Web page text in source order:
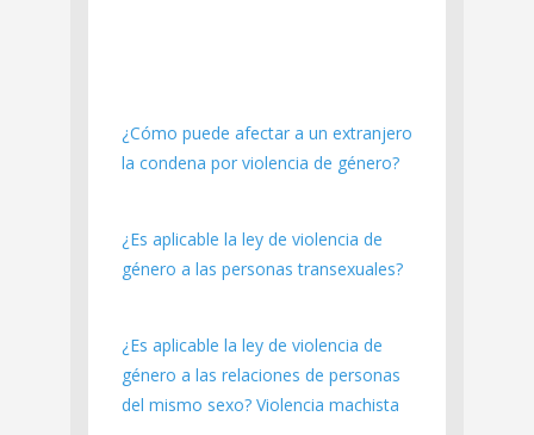
¿Cómo puede afectar a un extranjero
la condena por violencia de género?
¿Es aplicable la ley de violencia de
género a las personas transexuales?
¿Es aplicable la ley de violencia de
género a las relaciones de personas
del mismo sexo? Violencia machista